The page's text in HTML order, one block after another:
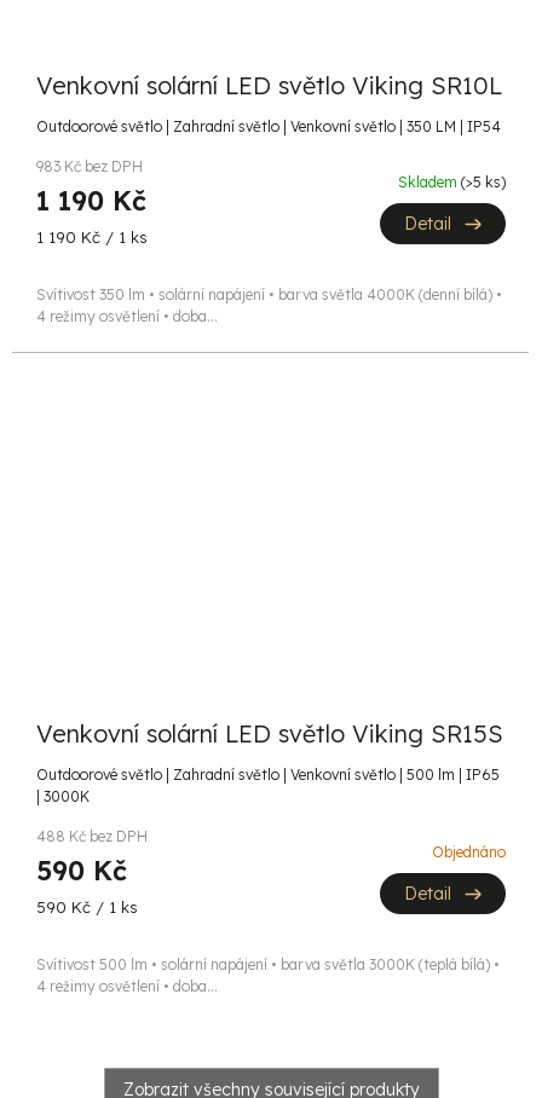
Venkovní solární LED světlo Viking SR10L
Outdoorové světlo | Zahradní světlo | Venkovní světlo | 350 LM | IP54
983 Kč bez DPH
1 190 Kč
Měrná
1 190 Kč / 1 ks
Skladem (>5 ks)
Detail
Svítivost 350 lm • solární napájení • barva světla 4000K (denní bílá) •
4 režimy osvětlení • doba...
Venkovní solární LED světlo Viking SR15S
Outdoorové světlo | Zahradní světlo | Venkovní světlo | 500 lm | IP65
| 3000K
488 Kč bez DPH
590 Kč
Měrná
590 Kč / 1 ks
Objednáno
Detail
Svítivost 500 lm • solární napájení • barva světla 3000K (teplá bílá) •
4 režimy osvětlení • doba...
Zobrazit všechny související produkty